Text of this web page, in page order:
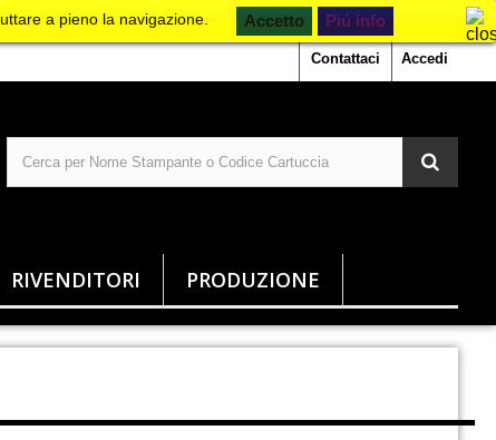
Accedi
Contattaci
RIVENDITORI PRODUZIONE
a pieno la navigazione. Piú info